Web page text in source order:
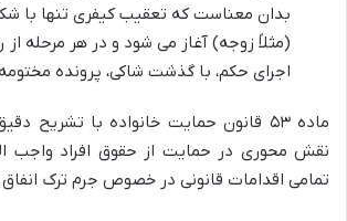
بدان معناست که تعقیب کیفری تنها با
(مثلاً زوجه) آغاز می شود و در هر مرحله از
اجرای حکم، با گذشت شاکی، پرونده
ماده ۵۳ قانون حمایت خانواده با تشریح
نقش محوری در حمایت از حقوق افراد واجب
تمامی اقدامات قانونی در خصوص جرم ترک